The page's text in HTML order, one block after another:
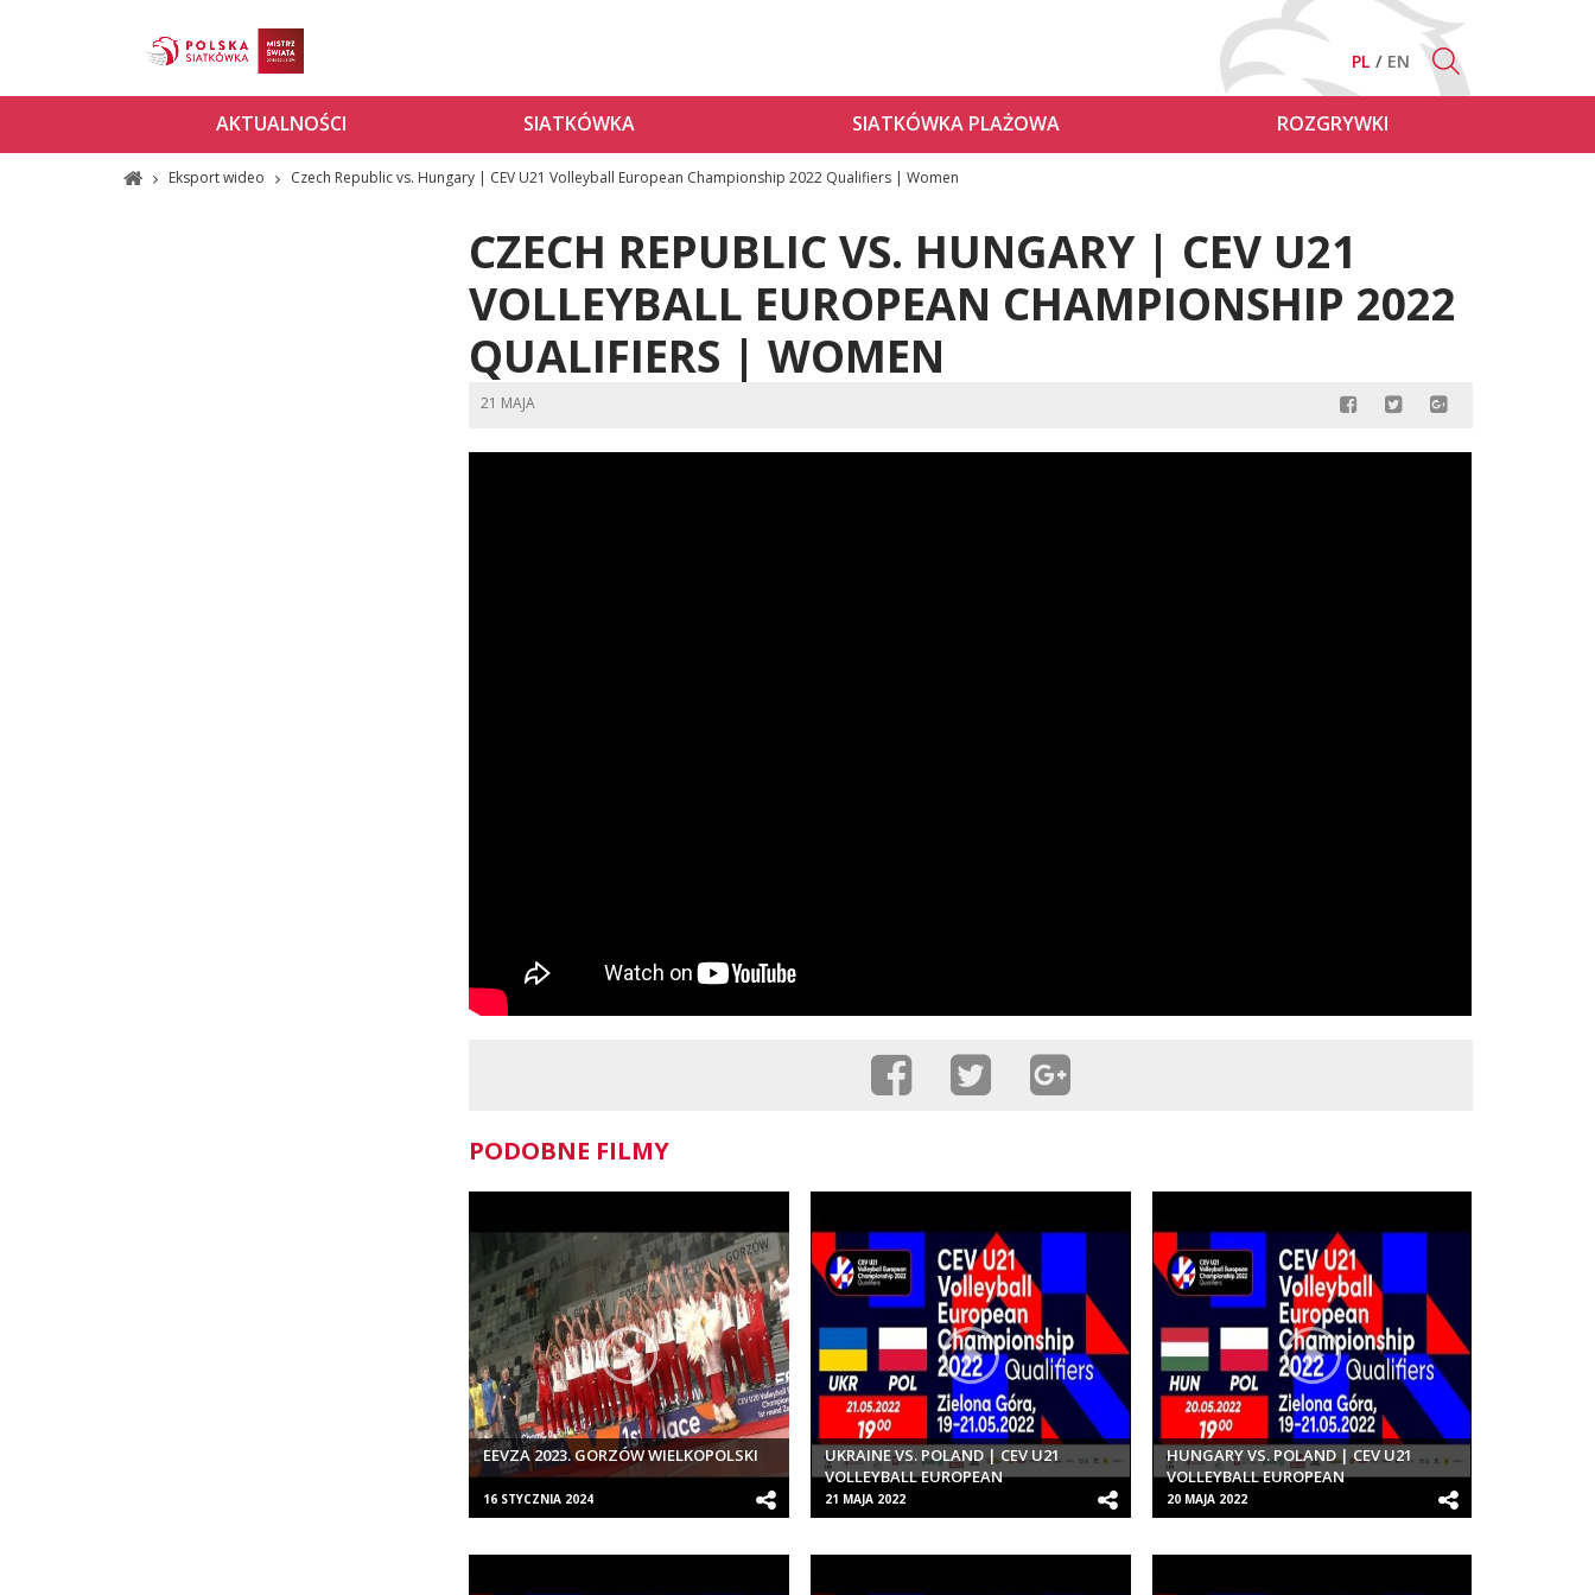
PL EN
AKTUALNOŚCI SIATKÓWKA SIATKÓWKA PLAŻOWA ROZGRYWKI
Eksport wideo Czech Republic vs. Hungary | CEV U21 Volleyball European Championship 2022 Qualifiers | Women
CZECH REPUBLIC VS. HUNGARY | CEV U21
VOLLEYBALL EUROPEAN CHAMPIONSHIP 2022
QUALIFIERS | WOMEN
21 MAJA
PODOBNE FILMY
EEVZA 2023. GORZÓW WIELKOPOLSKI
16 STYCZNIA 2024
UKRAINE VS. POLAND | CEV U21
VOLLEYBALL EUROPEAN
CHAMPIONSHIP 2022 QUALIFIERS |
WOMEN
21 MAJA 2022
HUNGARY VS. POLAND | CEV U21
VOLLEYBALL EUROPEAN
CHAMPIONSHIP 2022 QUALIFIERS |
WOMEN
20 MAJA 2022